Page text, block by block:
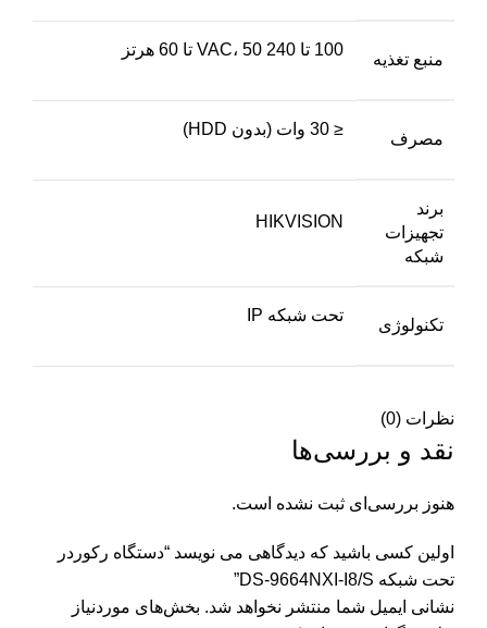
منبع تغذیه
100 تا 240 VAC، 50 تا 60 هرتز
مصرف
≤ 30 وات (بدون HDD)
برند
تجهیزات
شبکه
HIKVISION
تکنولوژی
تحت شبکه IP
نظرات (0)
نقد و بررسی‌ها
هنوز بررسی‌ای ثبت نشده است.
اولین کسی باشید که دیدگاهی می نویسد “دستگاه رکوردر
تحت شبکه DS-9664NXI-I8/S”
نشانی ایمیل شما منتشر نخواهد شد. بخش‌های موردنیاز